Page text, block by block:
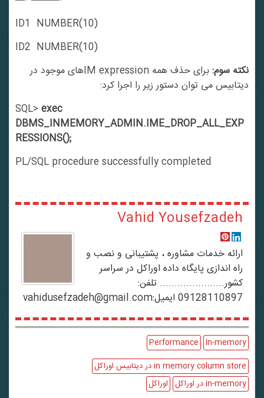
ID1 NUMBER(10)
ID2 NUMBER(10)
نکته سوم:
برای حذف همه IM expressionهای موجود در
دیتابیس می توان دستور زیر را اجرا کرد:
SQL>exec
DBMS_INMEMORY_ADMIN.IME_DROP_ALL_EXP
RESSIONS();
PL/SQL procedure successfully completed
Vahid Yousefzadeh
ارائه خدمات مشاوره ، پشتیبانی و نصب و
راه اندازی پایگاه داده اوراکل در سراسر
کشور...................... تلفن:
09128110897 ایمیل:vahidusefzadeh@gmail.com
In-memory
Performance
in memory column store در دیتابیس اوراکل
in-memory در اوراکل
اوراکل